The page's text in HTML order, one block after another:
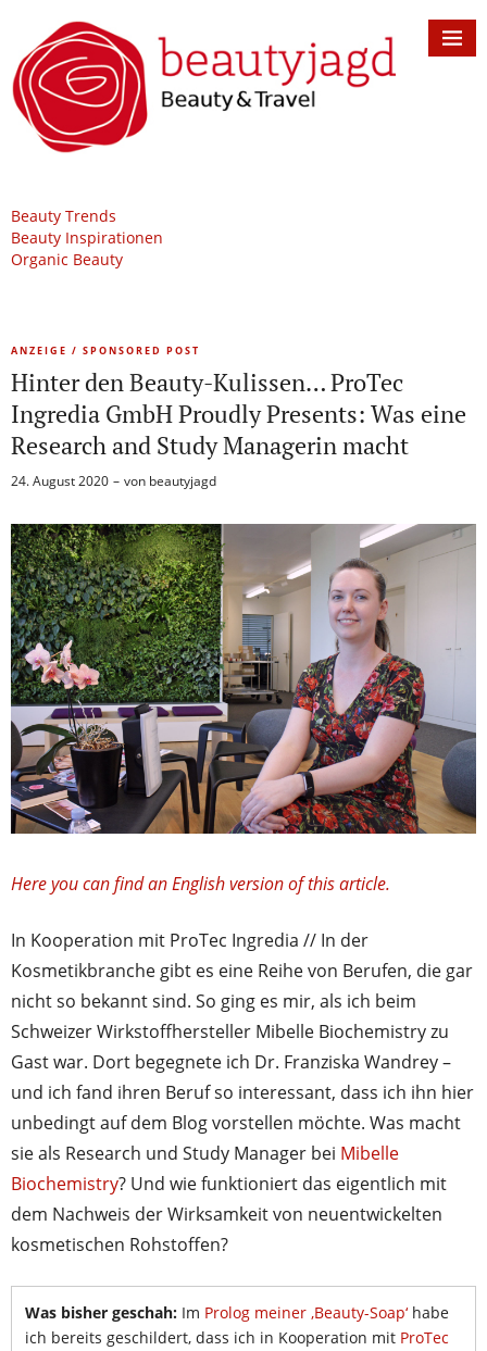
Beauty Trends
Beauty Inspirationen
Organic Beauty
ANZEIGE / SPONSORED POST
Hinter den Beauty-Kulissen… ProTec
Ingredia GmbH Proudly Presents: Was eine
Research and Study Managerin macht
24. August 2020 von beautyjagd
Here you can find an English version of this article.
In Kooperation mit ProTec Ingredia // In der
Kosmetikbranche gibt es eine Reihe von Berufen, die gar
nicht so bekannt sind. So ging es mir, als ich beim
Schweizer Wirkstoffhersteller Mibelle Biochemistry zu
Gast war. Dort begegnete ich Dr. Franziska Wandrey –
und ich fand ihren Beruf so interessant, dass ich ihn hier
unbedingt auf dem Blog vorstellen möchte. Was macht
sie als Research und Study Manager bei Mibelle
Biochemistry? Und wie funktioniert das eigentlich mit
dem Nachweis der Wirksamkeit von neuentwickelten
kosmetischen Rohstoffen?
Was bisher geschah: Im Prolog meiner ‚Beauty-Soap‘habe
ich bereits geschildert, dass ich in Kooperation mit ProTec